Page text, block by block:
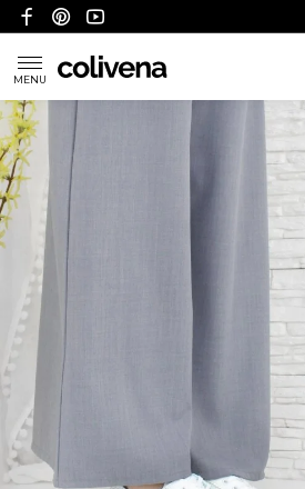
MENU
KATEGORIE
POLITYKA WYSYŁKI
POLITYKA ZWROTÓW I REFUNDACJI
FAQ
O NAS
KONTAKT